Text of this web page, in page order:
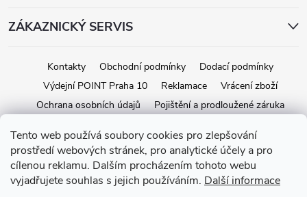
Tento web používá soubory cookies pro zlepšování
prostředí webových stránek, pro analytické účely a pro
cílenou reklamu. Dalším procházením tohoto webu
vyjadřujete souhlas s jejich používáním. Další informace
ZÁKAZNICKÝ SERVIS
Kontakty Obchodní podmínky
Dodací podmínky
Výdejní POINT Praha 10
Reklamace
Vrácení zboží
Ochrana osobních údajů
Pojištění a prodloužené záruka
Copyright 2026iStage.cz. Všechna práva vyhrazena.Upravit nastavení
cookies